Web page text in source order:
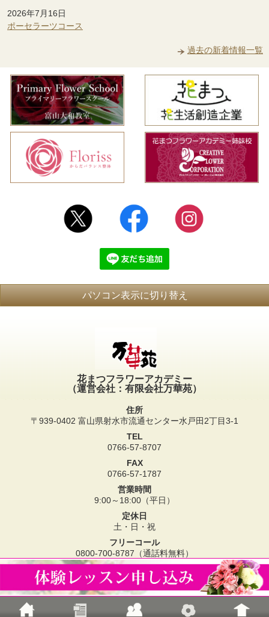
2026年7月16日
ポーセラーツコース
過去の新着情報一覧
パソコン表示に切り替え
花まつフラワーアカデミー
（運営会社：有限会社万華苑）
住所
〒939-0402 富山県射水市流通センター水戸田2丁目3-1
TEL
0766-57-8707
FAX
0766-57-1787
営業時間
9:00～18:00（平日）
定休日
土・日・祝
フリーコール
0800-700-8787（通話料無料）